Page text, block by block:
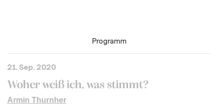
Programm
21. Sep. 2020
Woher weiß ich, was stimmt?
Armin Thurnher